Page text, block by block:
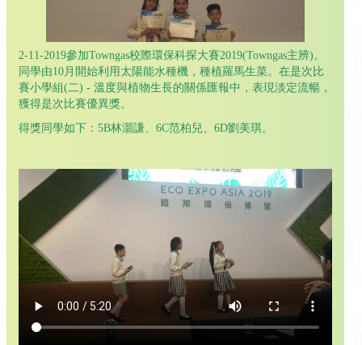
2-11-2019參加Towngas校際環保科探大賽2019(Towngas主辨)。
同學由10月開始利用太陽能水種機，種植羅馬生菜。在是次比
賽小學組(二) - 溫度與植物生長的關係匯報中，表現淡定流暢，
獲得是次比賽優異獎。
得獎同學如下：5B林灝謙、6C范柏兒、6D劉美琪。